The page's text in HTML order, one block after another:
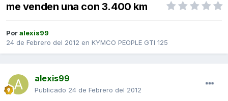
me venden una con 3.400 km
Poralexis99
24 de Febrero del 2012 en KYMCO PEOPLE GTI 125
alexis99
Publicado 24 de Febrero del 2012